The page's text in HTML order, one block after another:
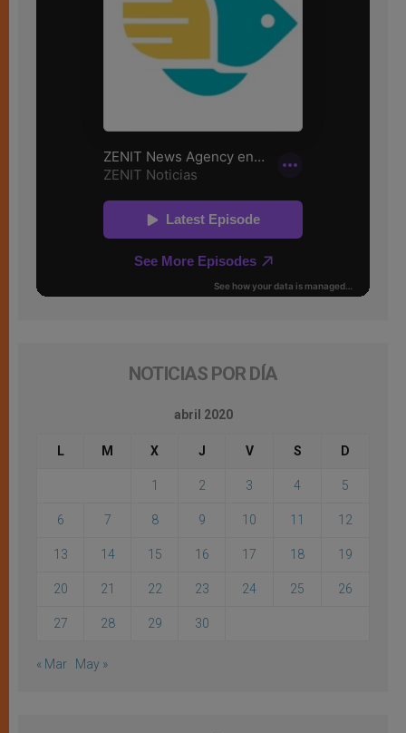
NOTICIAS POR DÍA
abril 2020
L M X J V S D
1 2 3 4 5
6 7 8 9 10 11 12
13 14 15 16 17 18 19
20 21 22 23 24 25 26
27 28 29 30
« Mar May »